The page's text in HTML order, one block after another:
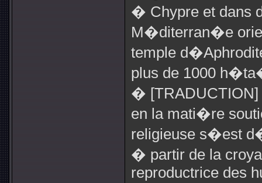
� Chypre et dans
M�diterran�e
temple
plus de 1000
�
en la mati�re
religieuse s�est
� partir de la
reproductrice des